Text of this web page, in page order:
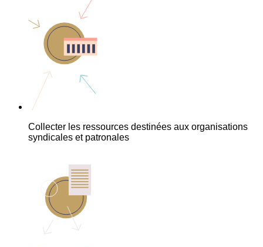
Collecter les ressources destinées aux organisations
syndicales et patronales